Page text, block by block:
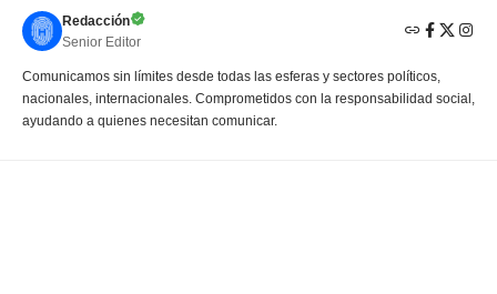
Redacción
Senior Editor
Comunicamos sin límites desde todas las esferas y sectores políticos,
nacionales, internacionales. Comprometidos con la responsabilidad social,
ayudando a quienes necesitan comunicar.